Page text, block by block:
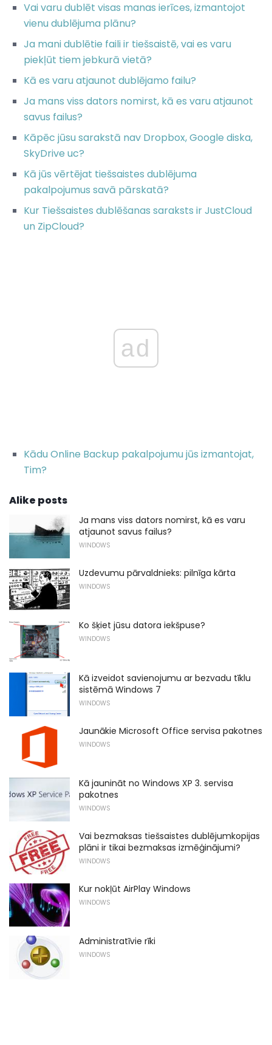
Vai varu dublēt visas manas ierīces, izmantojot
vienu dublējuma plānu?
Ja mani dublētie faili ir tiešsaistē, vai es varu
piekļūt tiem jebkurā vietā?
Kā es varu atjaunot dublējamo failu?
Ja mans viss dators nomirst, kā es varu atjaunot
savus failus?
Kāpēc jūsu sarakstā nav Dropbox, Google diska,
SkyDrive uc?
Kā jūs vērtējat tiešsaistes dublējuma
pakalpojumus savā pārskatā?
Kur Tiešsaistes dublēšanas saraksts ir JustCloud
un ZipCloud?
ad
Kādu Online Backup pakalpojumu jūs izmantojat,
Tim?
Alike posts
Ja mans viss dators nomirst, kā es varu
atjaunot savus failus?
WINDOWS
Uzdevumu pārvaldnieks: pilnīga kārta
WINDOWS
Ko šķiet jūsu datora iekšpuse?
WINDOWS
Kā izveidot savienojumu ar bezvadu tīklu
sistēmā Windows 7
WINDOWS
Jaunākie Microsoft Office servisa pakotnes
WINDOWS
Kā jaunināt no Windows XP 3. servisa
pakotnes
WINDOWS
Vai bezmaksas tiešsaistes dublējumkopijas
plāni ir tikai bezmaksas izmēģinājumi?
WINDOWS
Kur nokļūt AirPlay Windows
WINDOWS
Administratīvie rīki
WINDOWS